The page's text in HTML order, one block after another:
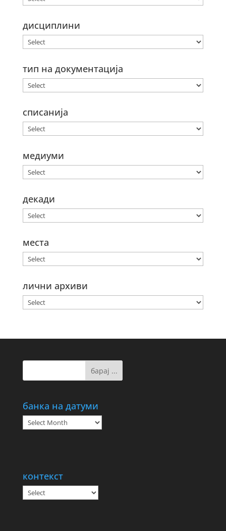
дисциплини
тип на документација
списанија
медиуми
декади
места
лични архиви
банка на датуми
банка
на
контекст